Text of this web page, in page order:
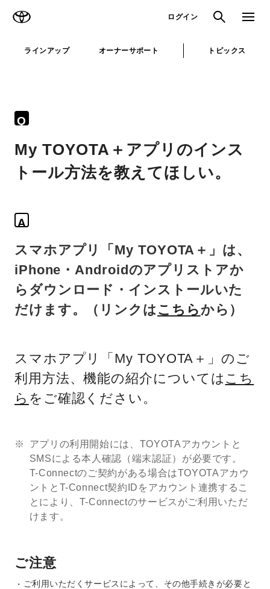
ログイン 検索 メニュ
ラインアップ オーナーサポート トピックス
Q
My TOYOTA＋アプリのインス
トール方法を教えてほしい。
A
スマホアプリ「My TOYOTA＋」は、
iPhone・Androidのアプリストアか
らダウンロード・インストールいた
だけます。（リンクはこちら から）
スマホアプリ「My TOYOTA＋」のご
利用方法、機能の紹介については こち
ら をご確認ください。
アプリの利用開始には、TOYOTAアカウントと
SMSによる本人確認（端末認証）が必要です。
T-Connectのご契約がある場合はTOYOTAアカウ
ントとT-Connect契約IDをアカウント連携するこ
とにより、T-Connectのサービスがご利用いただ
けます。
ご注意
ご利用いただくサービスによって、その他手続きが必要と